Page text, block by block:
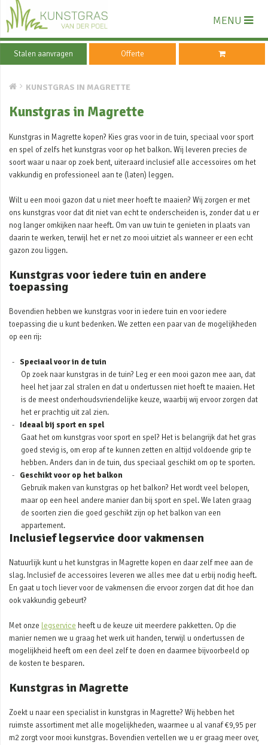
MENU
Stalen aanvragen Offerte
KUNSTGRAS IN MAGRETTE
Kunstgras in Magrette
Kunstgras in Magrette kopen? Kies gras voor in de tuin, speciaal voor sport
en spel of zelfs het kunstgras voor op het balkon. Wij leveren precies de
soort waar u naar op zoek bent, uiteraard inclusief alle accessoires om het
vakkundig en professioneel aan te (laten) leggen.
Wilt u een mooi gazon dat u niet meer hoeft te maaien? Wij zorgen er met
ons kunstgras voor dat dit niet van echt te onderscheiden is, zonder dat u er
nog langer omkijken naar heeft. Om van uw tuin te genieten in plaats van
daarin te werken, terwijl het er net zo mooi uitziet als wanneer er een echt
gazon zou liggen.
Kunstgras voor iedere tuin en andere
toepassing
Bovendien hebben we kunstgras voor in iedere tuin en voor iedere
toepassing die u kunt bedenken. We zetten een paar van de mogelijkheden
op een rij:
Speciaal voor in de tuin
Op zoek naar kunstgras in de tuin? Leg er een mooi gazon mee aan, dat
heel het jaar zal stralen en dat u ondertussen niet hoeft te maaien. Het
is de meest onderhoudsvriendelijke keuze, waarbij wij ervoor zorgen dat
het er prachtig uit zal zien.
Ideaal bij sport en spel
Gaat het om kunstgras voor sport en spel? Het is belangrijk dat het gras
goed stevig is, om erop af te kunnen zetten en altijd voldoende grip te
hebben. Anders dan in de tuin, dus speciaal geschikt om op te sporten.
Geschikt voor op het balkon
Gebruik maken van kunstgras op het balkon? Het wordt veel belopen,
maar op een heel andere manier dan bij sport en spel. We laten graag
de soorten zien die goed geschikt zijn op het balkon van een
appartement.
Inclusief legservice door vakmensen
Natuurlijk kunt u het kunstgras in Magrette kopen en daar zelf mee aan de
slag. Inclusief de accessoires leveren we alles mee dat u erbij nodig heeft.
En gaat u toch liever voor de vakmensen die ervoor zorgen dat dit hoe dan
ook vakkundig gebeurt?
Met onze legservice heeft u de keuze uit meerdere pakketten. Op die
manier nemen we u graag het werk uit handen, terwijl u ondertussen de
mogelijkheid heeft om een deel zelf te doen en daarmee bijvoorbeeld op
de kosten te besparen.
Kunstgras in Magrette
Zoekt u naar een specialist in kunstgras in Magrette? Wij hebben het
ruimste assortiment met alle mogelijkheden, waarmee u al vanaf €9,95 per
m2 zorgt voor mooi kunstgras. Bovendien vertellen we u er graag meer over,